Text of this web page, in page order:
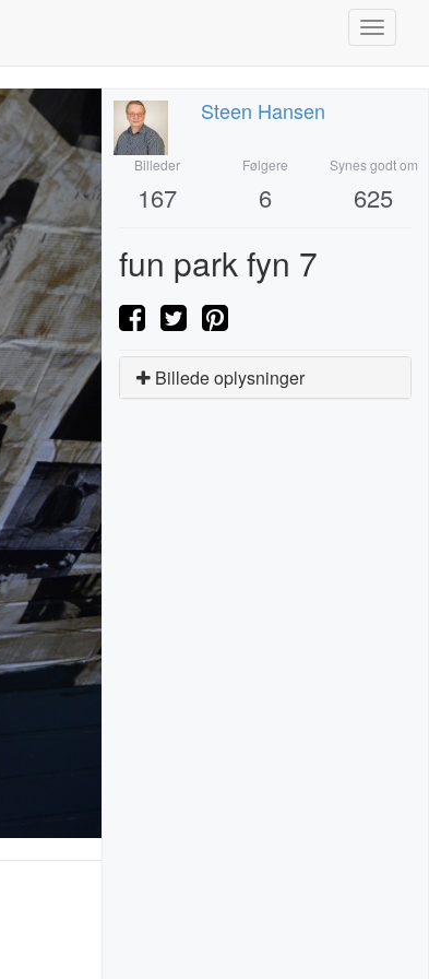
Toggle
Steen Hansen
Billeder
167
Følgere
6
Synes godt om
625
fun park fyn 7
Billede oplysninger